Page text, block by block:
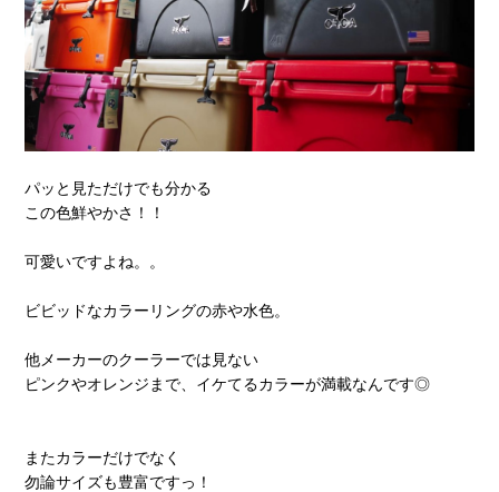
パッと見ただけでも分かる
この色鮮やかさ！！
可愛いですよね。。
ビビッドなカラーリングの赤や水色。
他メーカーのクーラーでは見ない
ピンクやオレンジまで、イケてるカラーが満載なんです◎
またカラーだけでなく
勿論サイズも豊富ですっ！